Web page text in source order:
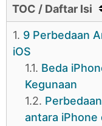
TOC / Daftar Isi
1. 9 Perbedaan
iOS
1.1. Beda
Kegunaan
1.2.
antara iPhone